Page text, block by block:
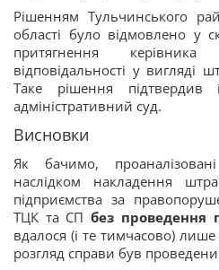
Рішенням Тульчинського
області було відмовлено у
притягнення керівника
відповідальності у вигляді
Таке рішення підтвердив
адміністративний суд.
Висновки
Як бачимо,
наслідком накладення
підприємства за
ТЦК та СПбез проведення
вдалося (і те тимчасово)
розгляд справи був